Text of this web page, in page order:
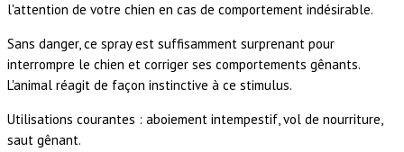
l'attention de votre chien en cas de comportement indésirable.
Sans danger, ce spray est suffisamment surprenant pour
interrompre le chien et corriger ses comportements gênants.
L'animal réagit de façon instinctive à ce stimulus.
Utilisations courantes : aboiement intempestif, vol de nourriture,
saut gênant.